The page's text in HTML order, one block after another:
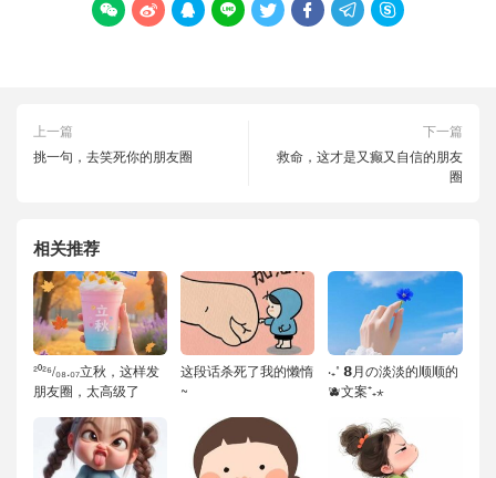
       
上一篇
挑一句，去笑死你的朋友圈
下一篇
救命，这才是又癫又自信的朋友
圈
相关推荐
²⁰²⁶/₀₈.₀₇立秋，这样发
朋友圈，太高级了
这段话杀死了我的懒惰
~
‧₊˚ 𝟴月の淡淡的顺顺的
🫐文案⁺₊⋆